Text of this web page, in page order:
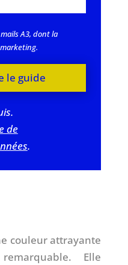
A3, dont la
le guide
de
.
couleur attrayante
Elle